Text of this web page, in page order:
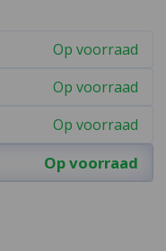
Op voorraad
Op voorraad
Op voorraad
Op voorraad